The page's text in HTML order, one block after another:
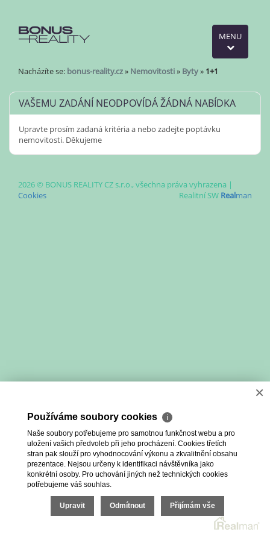
MENU
Nacházíte se: bonus-reality.cz» Nemovitosti» Byty» 1+1
VAŠEMU ZADÁNÍ NEODPOVÍDÁ ŽÁDNÁ NABÍDKA
Upravte prosím zadaná kritéria a nebo zadejte poptávku
nemovitosti. Děkujeme
2026 © BONUS REALITY CZ s.r.o., všechna práva vyhrazena |
Cookies
Realitní SW Realman
×
Používáme soubory cookies ℹ
Naše soubory potřebujeme pro samotnou funkčnost webu a pro
uložení vašich předvoleb při jeho procházení. Cookies třetích
stran pak slouží pro vyhodnocování výkonu a zkvalitnění obsahu
prezentace. Nejsou určeny k identifikaci návštěvníka jako
konkrétní osoby. Pro uchování jiných než technických cookies
potřebujeme váš souhlas.
Upravit Odmítnout Přijímám vše